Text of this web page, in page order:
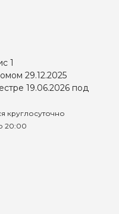
1
29.12.2025
19.06.2026 под
круглосуточно
20:00